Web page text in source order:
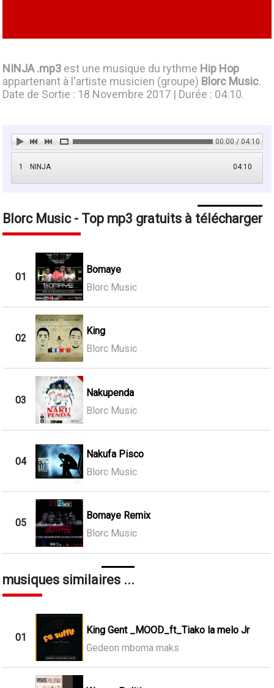
NINJA .mp3 est une musique du rythme Hip Hop
appartenant à l'artiste musicien (groupe) Blorc Music.
Date de Sortie : 18 Novembre 2017 | Durée : 04:10.
00:00 / 04:10
1 04:10
NINJA
Blorc Music - Top mp3 gratuits à télécharger
01
Bomaye
Blorc Music
02
King
Blorc Music
03
Nakupenda
Blorc Music
04
Nakufa Pisco
Blorc Music
05
Bomaye Remix
Blorc Music
musiques similaires ...
01
King Gent _MOOD_ft_Tiako la melo Jr
Gedeon mboma maks